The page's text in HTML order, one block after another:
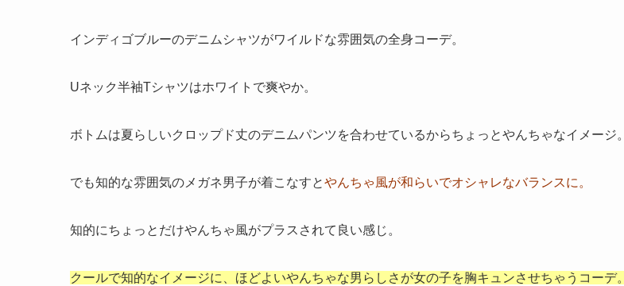
インディゴブルーのデニムシャツがワイルドな雰囲気の全身コーデ。
Uネック半袖Tシャツはホワイトで爽やか。
ボトムは夏らしいクロップド丈のデニムパンツを合わせているからちょっとやんちゃなイメージ。
でも知的な雰囲気のメガネ男子が着こなすとやんちゃ風が和らいでオシャレなバランスに。
知的にちょっとだけやんちゃ風がプラスされて良い感じ。
クールで知的なイメージに、ほどよいやんちゃな男らしさが女の子を胸キュンさせちゃうコーデ。